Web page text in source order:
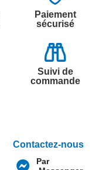
Paiement
sécurisé
Suivi de
commande
Contactez-nous
Par